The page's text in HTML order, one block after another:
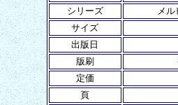
シリーズ
メ
サイズ
出版日
版刷
定価
頁